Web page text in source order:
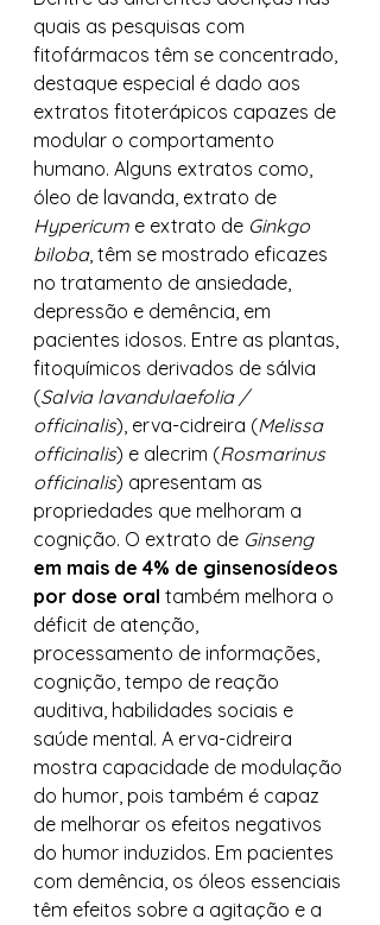
quais as pesquisas com
fitofármacos têm se concentrado,
destaque especial é dado aos
extratos fitoterápicos capazes de
modular o comportamento
humano. Alguns extratos como,
óleo de lavanda, extrato de
Hypericum e extrato de Ginkgo
biloba, têm se mostrado eficazes
no tratamento de ansiedade,
depressão e demência, em
pacientes idosos. Entre as plantas,
fitoquímicos derivados de sálvia
(Salvia lavandulaefolia /
officinalis), erva-cidreira (Melissa
officinalis) e alecrim (Rosmarinus
officinalis) apresentam as
propriedades que melhoram a
cognição. O extrato de Ginseng
em mais de 4% de ginsenosídeos
por dose oral também melhora o
déficit de atenção,
processamento de informações,
cognição, tempo de reação
auditiva, habilidades sociais e
saúde mental. A erva-cidreira
mostra capacidade de modulação
do humor, pois também é capaz
de melhorar os efeitos negativos
do humor induzidos. Em pacientes
com demência, os óleos essenciais
têm efeitos sobre a agitação e a